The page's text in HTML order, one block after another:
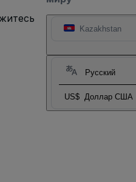
Kazakhstan
Русский
US$ Доллар США